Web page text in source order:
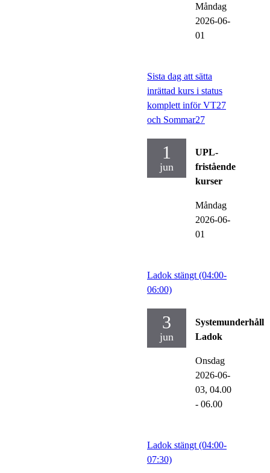
Måndag
2026-06-
01
Sista dag att sätta
inrättad kurs i status
komplett inför VT27
och Sommar27
1
jun
UPL-
fristående
kurser
Måndag
2026-06-
01
Ladok stängt (04:00-
06:00)
3
jun
Systemunderhåll
Ladok
Onsdag
2026-06-
03, 04.00
- 06.00
Ladok stängt (04:00-
07:30)